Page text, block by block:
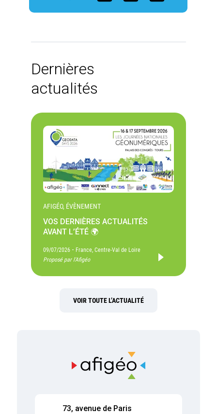
Dernières
actualités
AFIGÉO, ÉVÈNEMENT
VOS DERNIÈRES ACTUALITÉS
AVANT L’ÉTÉ 🌍
09/07/2026 - France, Centre-Val de Loire
Proposé par l'Afigéo
VOIR TOUTE L’ACTUALITÉ
73, avenue de Paris